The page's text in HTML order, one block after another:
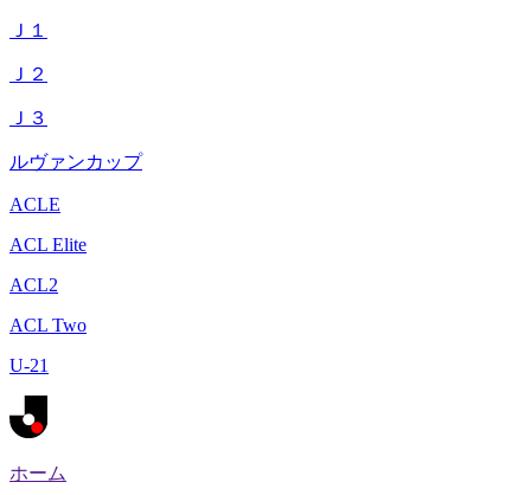
Ｊ１
Ｊ２
Ｊ３
ルヴァンカップ
ACLE
ACL Elite
ACL2
ACL Two
U-21
ホーム